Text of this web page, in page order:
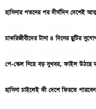
হাসিনার পতনের পর দীর্ঘদিন দেশেই
চাকরিজীবীদের টানা ৪ দিনের ছুটির
পে-স্কেল নিয়ে বড় সুখবর, ফাইল উঠছে
হাসিনা চাইলেই কী দেশে ফিরতে